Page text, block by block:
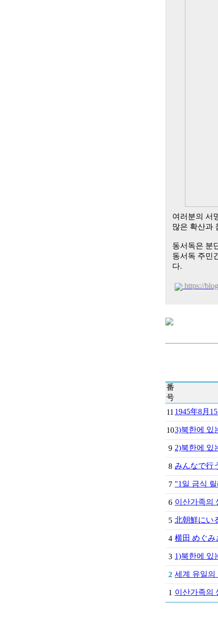
여러분의 서
많은 확산과
동서독은 분
동서독 주민
다.
https://
番
号
11 1945年8月
103)북한에 있
9 2)북한에 있
8 みんなで行
7 "1일 금식
6 이산가족의
5 北朝鮮にい
4 横田 めぐ
3 1)북한에 있
2 세계 유일의
1 이산가족의